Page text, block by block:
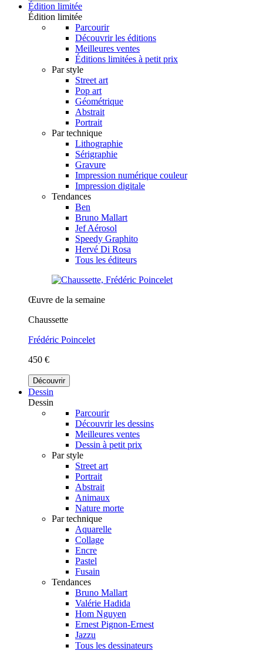
Édition limitée
Édition limitée
Parcourir
Découvrir les éditions
Meilleures ventes
Éditions limitées à petit prix
Par style
Street art
Pop art
Géométrique
Abstrait
Portrait
Par technique
Lithographie
Sérigraphie
Gravure
Impression numérique couleur
Impression digitale
Tendances
Ben
Bruno Mallart
Jef Aérosol
Speedy Graphito
Hervé Di Rosa
Tous les éditeurs
Œuvre de la semaine
Chaussette
Frédéric Poincelet
450 €
Découvrir
Dessin
Dessin
Parcourir
Découvrir les dessins
Meilleures ventes
Dessin à petit prix
Par style
Street art
Portrait
Abstrait
Animaux
Nature morte
Par technique
Aquarelle
Collage
Encre
Pastel
Fusain
Tendances
Bruno Mallart
Valérie Hadida
Hom Nguyen
Ernest Pignon-Ernest
Jazzu
Tous les dessinateurs